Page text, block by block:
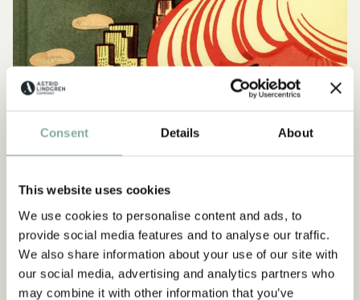
Consent Details About
This website uses cookies
We use cookies to personalise content and ads, to
provide social media features and to analyse our traffic.
We also share information about your use of our site with
our social media, advertising and analytics partners who
may combine it with other information that you’ve
Läs Kati-böckerna digitalt!
Kati-böckerna finns inte längre i tryck i Sverige men de går att
läsa gratis via Litteraturbanken.